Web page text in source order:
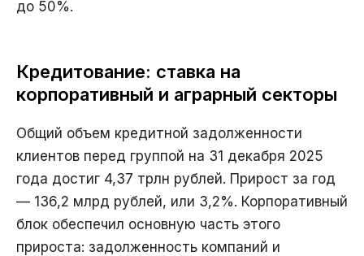
до 50%.
Кредитование: ставка на
корпоративный и аграрный секторы
Общий объем кредитной задолженности
клиентов перед группой на 31 декабря 2025
года достиг 4,37 трлн рублей. Прирост за год
— 136,2 млрд рублей, или 3,2%. Корпоративный
блок обеспечил основную часть этого
прироста: задолженность компаний и